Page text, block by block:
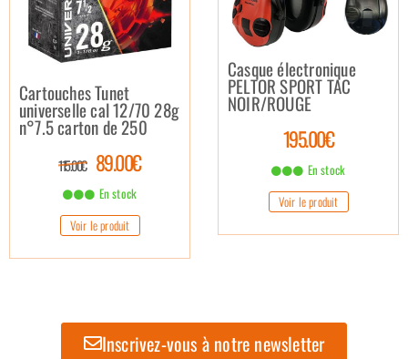
Cartouches Tunet
universelle cal 12/70 28g
n°7.5 carton de 250
115.00€ 89.00€
En stock
Voir le produit
Casque électronique
PELTOR SPORT TAC
NOIR/ROUGE
195.00€
En stock
Voir le produit
Inscrivez-vous à notre newsletter